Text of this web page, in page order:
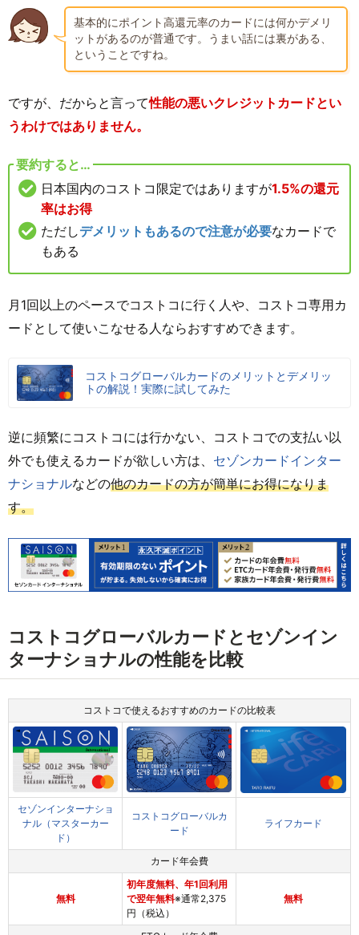
基本的にポイント高還元率のカードには何かデメリ
ットがあるのが普通です。うまい話には裏がある、
ということですね。
ですが、だからと言って性能の悪いクレジットカードとい
うわけではありません。
要約すると…
日本国内のコストコ限定ではありますが1.5%の還元
率はお得
ただしデメリットもあるので注意が必要なカードで
もある
月1回以上のペースでコストコに行く人や、コストコ専用カ
ードとして使いこなせる人ならおすすめできます。
コストコグローバルカードのメリットとデメリッ
トの解説！実際に試してみた
逆に頻繁にコストコには行かない、コストコでの支払い以
外でも使えるカードが欲しい方は、 セゾンカードインター
ナショナルなどの他のカードの方が簡単にお得になりま
す。
コストコグローバルカードとセゾンイン
ターナショナルの性能を比較
コストコで使えるおすすめのカードの比較表
セゾンインターナショ
ナル（マスターカー
ド）
コストコグローバルカ
ード
ライフカード
カード年会費
無料
初年度無料、年1回利用
で翌年無料※通常2,375
円（税込）
無料